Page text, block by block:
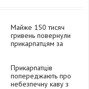
Майже 150 тисяч
гривень повернули
прикарпатцям за
Прикарпатців
попереджають про
небезпечну каву з